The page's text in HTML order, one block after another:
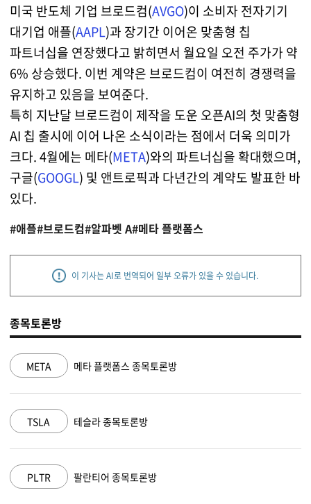
미국 반도체 기업 브로드컴(AVGO)이 소비자 전자기기
대기업 애플(AAPL)과 장기간 이어온 맞춤형 칩
파트너십을 연장했다고 밝히면서 월요일 오전 주가가 약
6% 상승했다. 이번 계약은 브로드컴이 여전히 경쟁력을
유지하고 있음을 보여준다.
특히 지난달 브로드컴이 제작을 도운 오픈AI의 첫 맞춤형
AI 칩 출시에 이어 나온 소식이라는 점에서 더욱 의미가
크다. 4월에는 메타(META)와의 파트너십을 확대했으며,
구글(GOOGL) 및 앤트로픽과 다년간의 계약도 발표한 바
있다.
#애플#브로드컴#알파벳 A#메타 플랫폼스
이 기사는 AI로 번역되어 일부 오류가 있을 수 있습니다.
종목토론방
메타 플랫폼스 종목토론방
테슬라 종목토론방
팔란티어 종목토론방